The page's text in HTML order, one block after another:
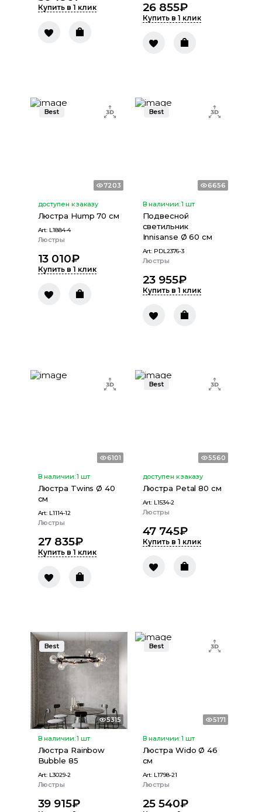
Купить в 1 клик 26 855₽
Купить в 1 клик
Best
7203
доступен к заказу
Люстра Hump 70 см
Art: L1884-4
Люстры
13 010₽
Купить в 1 клик
Best
6656
В наличии:1 шт
Подвесной
светильник
Innisanse Ø 60 см
Art: PDL2376-3
Люстры
23 955₽
Купить в 1 клик
6101
В наличии:1 шт
Люстра Twins Ø 40
см
Art: L1114-12
Люстры
27 835₽
Купить в 1 клик
Best
5560
доступен к заказу
Люстра Petal 80 см
Art: L1534-2
Люстры
47 745₽
Купить в 1 клик
Best
5315
В наличии:1 шт
Люстра Rainbow
Bubble 85
Art: L3029-2
Люстры
39 915₽
Best
5171
В наличии:1 шт
Люстра Wido Ø 46
см
Art: L1798-21
Люстры
25 540₽